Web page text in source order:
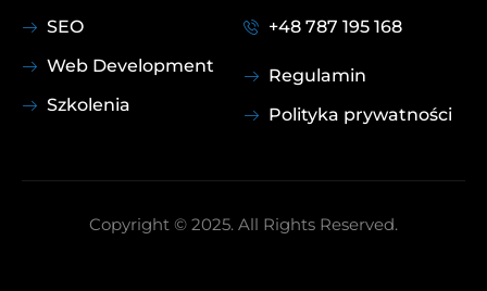
SEO
Web Development
Szkolenia
+48 787 195 168
Regulamin
Polityka prywatności
Copyright © 2025. All Rights Reserved.